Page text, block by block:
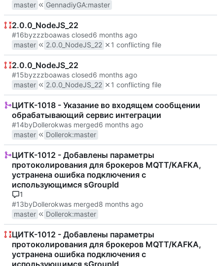
master
GennadiyGA:master
2.0.0_NodeJS_22
#16byzzzboawas closed
master
2.0.0_NodeJS_22 1 conflicting file
2.0.0_NodeJS_22
#15byzzzboawas closed
master
2.0.0_NodeJS_22 1 conflicting file
ЦИТК-1018 - Указание во входящем сообщении
обрабатывающий сервис интеграции
#14byDollerokwas merged
master
Dollerok:master
ЦИТК-1012 - Добавлены параметры
протоколирования для брокеров MQTT/KAFKA,
устранена ошибка подключения с
использующимся sGroupId
1
#13byDollerokwas merged
master
Dollerok:master
ЦИТК-1012 - Добавлены параметры
протоколирования для брокеров MQTT/KAFKA,
устранена ошибка подключения с
использующимся sGroupId